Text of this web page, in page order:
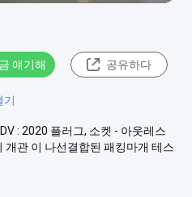
얘기해 공유하다
기
: 2020 플러그, 소켓 - 아웃레스
개관 이 나선결합된 패킹마개 테스